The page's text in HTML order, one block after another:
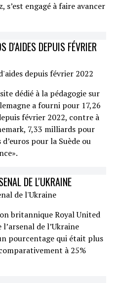
s’est engagé à faire avancer
D'AIDES DEPUIS FÉVRIER
dédié à la pédagogie sur
a fourni pour 17,26
février 2022, contre à
7,33 milliards pour
pour la Suède ou
DE L'UKRAINE
britannique Royal United
de l’Ukraine
pourcentage qui était plus
à 25%